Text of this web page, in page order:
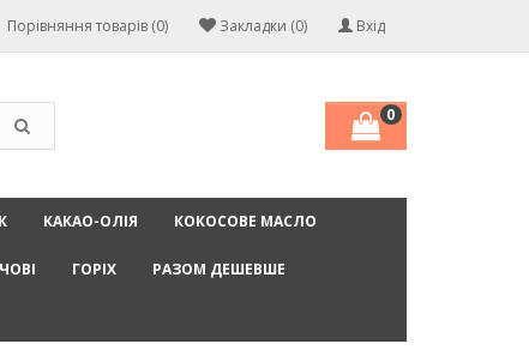
Вхід
Закладки (0)
Порівняння товарів (0)
0
КАКАО-ОЛІЯ КОКОСОВЕ МАСЛО
ГОРІХ РАЗОМ ДЕШЕВШЕ